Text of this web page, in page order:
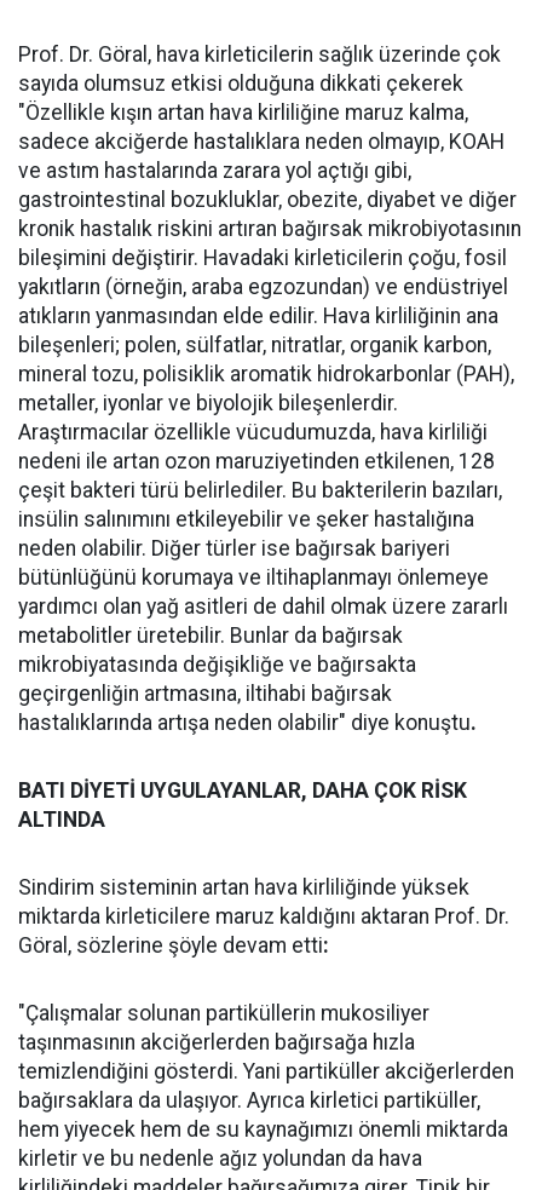
Prof. Dr. Göral, hava kirleticilerin sağlık üzerinde çok
sayıda olumsuz etkisi olduğuna dikkati çekerek
"Özellikle kışın artan hava kirliliğine maruz kalma,
sadece akciğerde hastalıklara neden olmayıp, KOAH
ve astım hastalarında zarara yol açtığı gibi,
gastrointestinal bozukluklar, obezite, diyabet ve diğer
kronik hastalık riskini artıran bağırsak mikrobiyotasının
bileşimini değiştirir. Havadaki kirleticilerin çoğu, fosil
yakıtların (örneğin, araba egzozundan) ve endüstriyel
atıkların yanmasından elde edilir. Hava kirliliğinin ana
bileşenleri; polen, sülfatlar, nitratlar, organik karbon,
mineral tozu, polisiklik aromatik hidrokarbonlar (PAH),
metaller, iyonlar ve biyolojik bileşenlerdir.
Araştırmacılar özellikle vücudumuzda, hava kirliliği
nedeni ile artan ozon maruziyetinden etkilenen, 128
çeşit bakteri türü belirlediler. Bu bakterilerin bazıları,
insülin salınımını etkileyebilir ve şeker hastalığına
neden olabilir. Diğer türler ise bağırsak bariyeri
bütünlüğünü korumaya ve iltihaplanmayı önlemeye
yardımcı olan yağ asitleri de dahil olmak üzere zararlı
metabolitler üretebilir. Bunlar da bağırsak
mikrobiyatasında değişikliğe ve bağırsakta
geçirgenliğin artmasına, iltihabi bağırsak
hastalıklarında artışa neden olabilir" diye konuştu.
BATI DİYETİ UYGULAYANLAR, DAHA ÇOK RİSK
ALTINDA
Sindirim sisteminin artan hava kirliliğinde yüksek
miktarda kirleticilere maruz kaldığını aktaran Prof. Dr.
Göral, sözlerine şöyle devam etti:
"Çalışmalar solunan partiküllerin mukosiliyer
taşınmasının akciğerlerden bağırsağa hızla
temizlendiğini gösterdi. Yani partiküller akciğerlerden
bağırsaklara da ulaşıyor. Ayrıca kirletici partiküller,
hem yiyecek hem de su kaynağımızı önemli miktarda
kirletir ve bu nedenle ağız yolundan da hava